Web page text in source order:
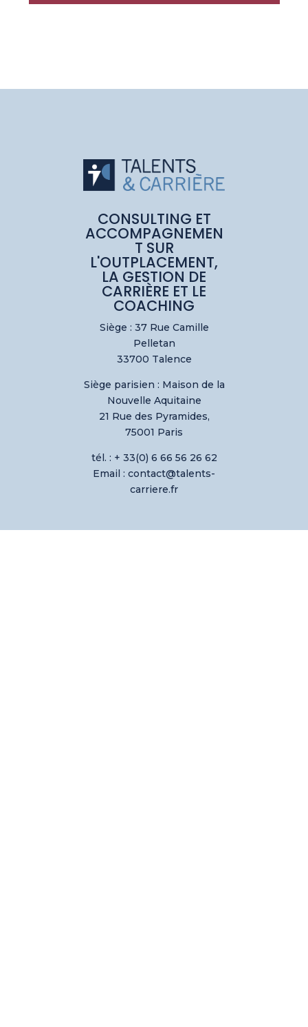
CONSULTING ET
ACCOMPAGNEMEN
T SUR
L'OUTPLACEMENT,
LA GESTION DE
CARRIÈRE ET LE
COACHING
Siège : 37 Rue Camille
Pelletan
33700 Talence
Siège parisien : Maison de la
Nouvelle Aquitaine
21 Rue des Pyramides,
75001 Paris
tél. : + 33(0) 6 66 56 26 62
Email : contact@talents-
carriere.fr